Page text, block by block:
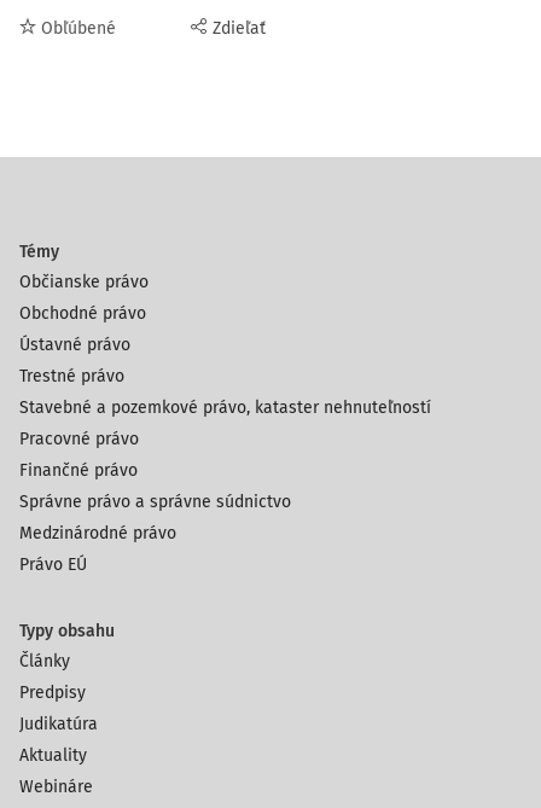
Obľúbené Zdieľať
Témy
Občianske právo
Obchodné právo
Ústavné právo
Trestné právo
Stavebné a pozemkové právo, kataster nehnuteľností
Pracovné právo
Finančné právo
Správne právo a správne súdnictvo
Medzinárodné právo
Právo EÚ
Typy obsahu
Články
Predpisy
Judikatúra
Aktuality
Webináre